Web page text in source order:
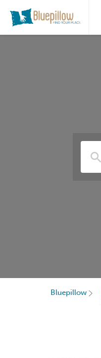
Bluepillow